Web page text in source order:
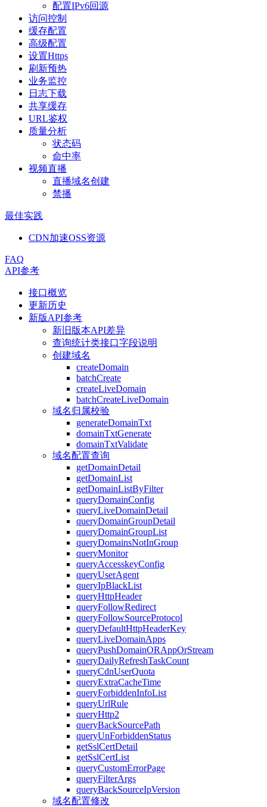
配置IPv6回源
访问控制
缓存配置
高级配置
设置Https
刷新预热
业务监控
日志下载
共享缓存
URL鉴权
质量分析
状态码
命中率
视频直播
直播域名创建
禁播
最佳实践
CDN加速OSS资源
FAQ
API参考
接口概览
更新历史
新版API参考
新旧版本API差异
查询统计类接口字段说明
创建域名
createDomain
batchCreate
createLiveDomain
batchCreateLiveDomain
域名归属校验
generateDomainTxt
domainTxtGenerate
domainTxtValidate
域名配置查询
getDomainDetail
getDomainList
getDomainListByFilter
queryDomainConfig
queryLiveDomainDetail
queryDomainGroupDetail
queryDomainGroupList
queryDomainsNotInGroup
queryMonitor
queryAccesskeyConfig
queryUserAgent
queryIpBlackList
queryHttpHeader
queryFollowRedirect
queryFollowSourceProtocol
queryDefaultHttpHeaderKey
queryLiveDomainApps
queryPushDomainORAppOrStream
queryDailyRefreshTaskCount
queryCdnUserQuota
queryExtraCacheTime
queryForbiddenInfoList
queryUrlRule
queryHttp2
queryBackSourcePath
queryUnForbiddenStatus
getSslCertDetail
getSslCertList
queryCustomErrorPage
queryFilterArgs
queryBackSourceIpVersion
域名配置修改